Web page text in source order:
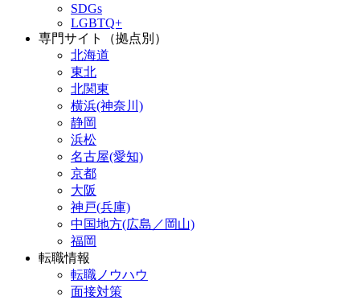
SDGs
LGBTQ+
専門サイト（拠点別）
北海道
東北
北関東
横浜(神奈川)
静岡
浜松
名古屋(愛知)
京都
大阪
神戸(兵庫)
中国地方(広島／岡山)
福岡
転職情報
転職ノウハウ
面接対策